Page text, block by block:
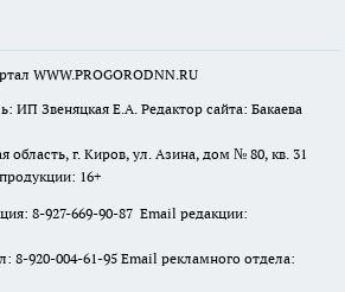
WWW.PROGORODNN.RU
ИП Звеняцкая Е.А. Редактор сайта: Бакаева
область, г. Киров, ул. Азина, дом № 80, кв. 31
16+
8-927-669-90-87 Email редакции:
8-920-004-61-95 Email рекламного отдела: